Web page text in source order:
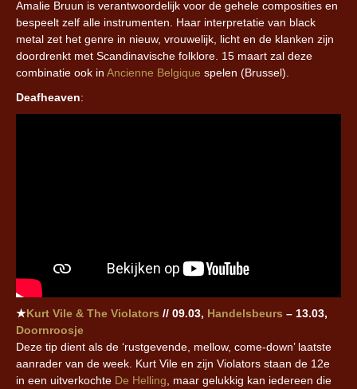
Amalie Bruun is verantwoordelijk voor de gehele composities en
bespeelt zelf alle instrumenten. Haar interpretatie van black
metal zet het genre in nieuw, vrouwelijk, licht en de klanken zijn
doordrenkt met Scandinavische folklore. 15 maart zal deze
combinatie ook in Ancienne Belgique spelen (Brussel).
Deafheaven:
★Kurt Vile & The Violators // 09.03, Handelsbeurs – 13.03,
Doornroosje
Deze tip dient als de ‘rustgevende, mellow, come-down’ laatste
aanrader van de week. Kurt Vile en zijn Violators staan de 12e
in een uitverkochte De Helling , maar gelukkig kan iedereen die